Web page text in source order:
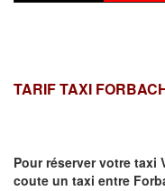
TARIF TAXI
Pour réserver votre taxi
coute un taxi entre